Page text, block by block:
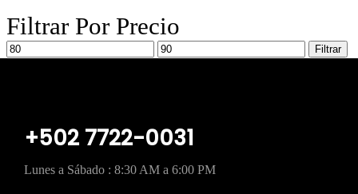
Filtrar Por Precio
Filtrar
+502 7722-0031
Lunes a Sábado : 8:30 AM a 6:00 PM